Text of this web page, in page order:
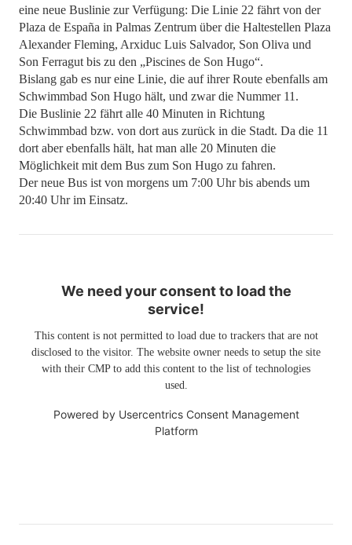
eine neue Buslinie zur Verfügung: Die Linie 22 fährt von der
Plaza de España in Palmas Zentrum über die Haltestellen Plaza
Alexander Fleming, Arxiduc Luis Salvador, Son Oliva und
Son Ferragut bis zu den „Piscines de Son Hugo“.
Bislang gab es nur eine Linie, die auf ihrer Route ebenfalls am
Schwimmbad Son Hugo hält, und zwar die Nummer 11.
Die Buslinie 22 fährt alle 40 Minuten in Richtung
Schwimmbad bzw. von dort aus zurück in die Stadt. Da die 11
dort aber ebenfalls hält, hat man alle 20 Minuten die
Möglichkeit mit dem Bus zum Son Hugo zu fahren.
Der neue Bus ist von morgens um 7:00 Uhr bis abends um
20:40 Uhr im Einsatz.
We need your consent to load the
service!
This content is not permitted to load due to trackers that are not
disclosed to the visitor. The website owner needs to setup the site
with their CMP to add this content to the list of technologies
used.
Powered by Usercentrics Consent Management
Platform